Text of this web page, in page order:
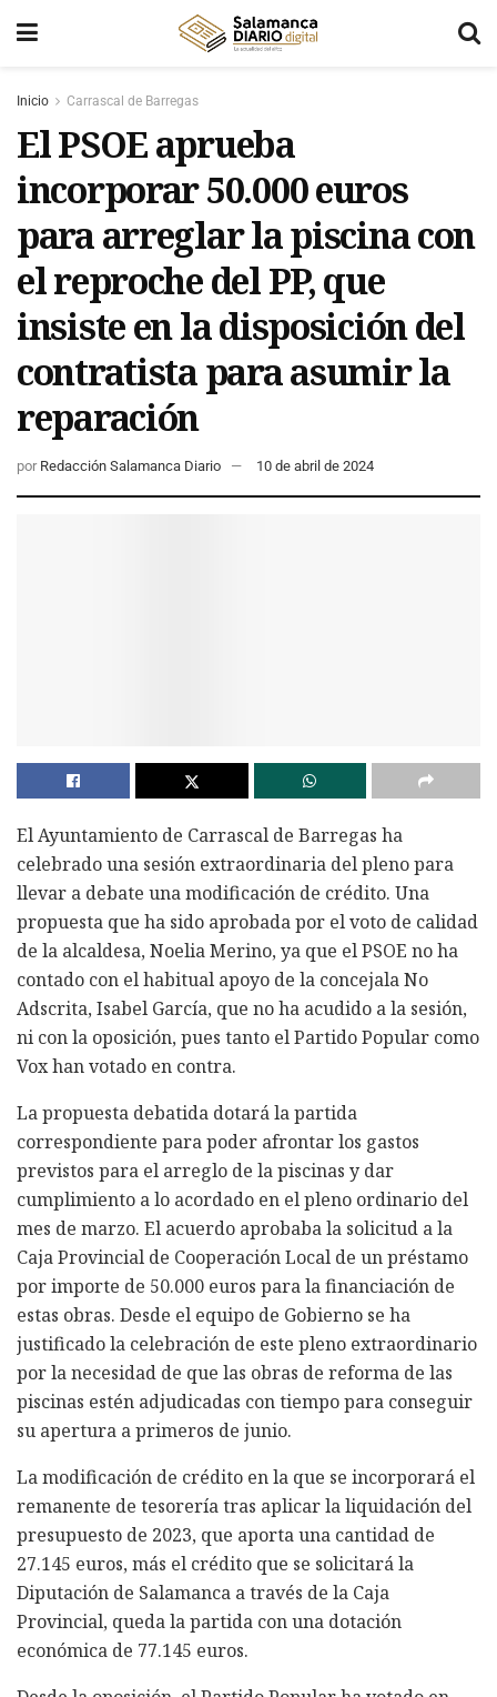
Inicio Carrascal de Barregas
El PSOE aprueba
incorporar 50.000 euros
para arreglar la piscina con
el reproche del PP, que
insiste en la disposición del
contratista para asumir la
reparación
por Redacción Salamanca Diario 10 de abril de 2024
El Ayuntamiento de Carrascal de Barregas ha
celebrado una sesión extraordinaria del pleno para
llevar a debate una modificación de crédito. Una
propuesta que ha sido aprobada por el voto de calidad
de la alcaldesa, Noelia Merino, ya que el PSOE no ha
contado con el habitual apoyo de la concejala No
Adscrita, Isabel García, que no ha acudido a la sesión,
ni con la oposición, pues tanto el Partido Popular como
Vox han votado en contra.
La propuesta debatida dotará la partida
correspondiente para poder afrontar los gastos
previstos para el arreglo de la piscinas y dar
cumplimiento a lo acordado en el pleno ordinario del
mes de marzo. El acuerdo aprobaba la solicitud a la
Caja Provincial de Cooperación Local de un préstamo
por importe de 50.000 euros para la financiación de
estas obras. Desde el equipo de Gobierno se ha
justificado la celebración de este pleno extraordinario
por la necesidad de que las obras de reforma de las
piscinas estén adjudicadas con tiempo para conseguir
su apertura a primeros de junio.
La modificación de crédito en la que se incorporará el
remanente de tesorería tras aplicar la liquidación del
presupuesto de 2023, que aporta una cantidad de
27.145 euros, más el crédito que se solicitará la
Diputación de Salamanca a través de la Caja
Provincial, queda la partida con una dotación
económica de 77.145 euros.